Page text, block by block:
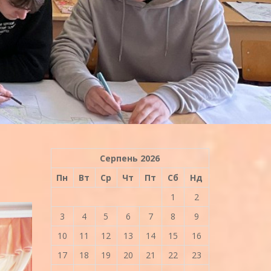
Серпень 2026
Пн
Вт Ср Чт Пт Сб
Нд
1
2
3
4 5 6 7 8
9
10
11 12 13 14 15
16
17
18 19 20 21 22
23